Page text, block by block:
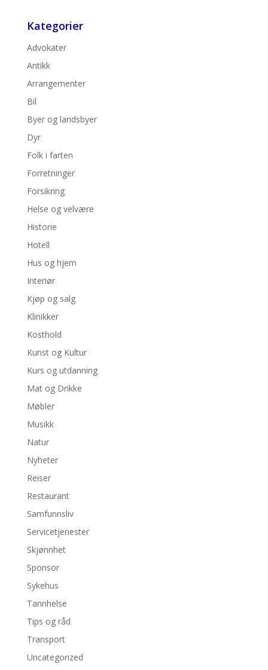
Kategorier
Advokater
Antikk
Arrangementer
Bil
Byer og landsbyer
Dyr
Folk i farten
Forretninger
Forsikring
Helse og velvære
Historie
Hotell
Hus og hjem
Interiør
Kjøp og salg
Klinikker
Kosthold
Kunst og Kultur
Kurs og utdanning
Mat og Drikke
Møbler
Musikk
Natur
Nyheter
Reiser
Restaurant
Samfunnsliv
Servicetjenester
Skjønnhet
Sponsor
Sykehus
Tannhelse
Tips og råd
Transport
Uncategorized